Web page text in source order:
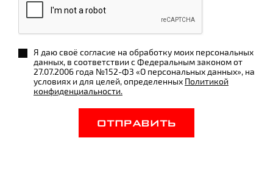
Я даю своё согласие на обработку моих персональных
данных, в соответствии с Федеральным законом от
27.07.2006 года №152-ФЗ «О персональных данных», на
условиях и для целей, определенных Политикой
конфиденциальности.
ОТПРАВИТЬ